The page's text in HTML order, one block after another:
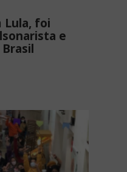
Lula, foi
e